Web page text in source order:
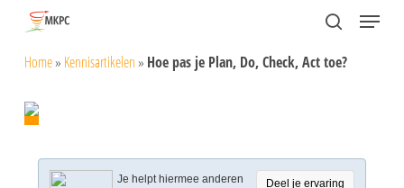
main
content
search
Menu
Home» Kennisartikelen» Hoe pas je Plan, Do, Check, Act toe?
Deel je ervaring
Je helpt hiermee anderen